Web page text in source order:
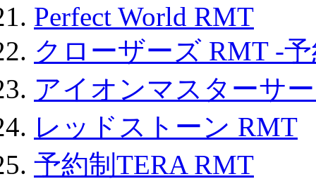
Perfect World RMT
クローザーズ RMT -
アイオンマスターサ
レッドストーン RMT
予約制TERA RMT